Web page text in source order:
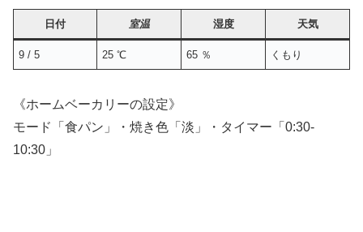
日付 室温 湿度 天気
9 / 5 25 ℃ 65 ％ くもり
《ホームベーカリーの設定》
モード「食パン」・焼き色「淡」・タイマー「0:30-
10:30」